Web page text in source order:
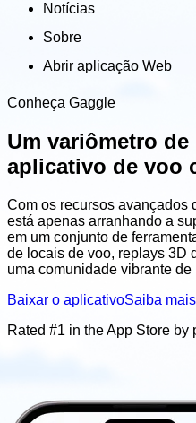
Notícias
Sobre
Abrir aplicação Web
Conheça Gaggle
Um variômetro de
aplicativo de voo
Com os recursos avançados
está apenas arranhando a
em um conjunto de
de locais de voo, replays 3D
uma comunidade vibrante de
Baixar o aplicativoSaiba
Rated #1 in the App Store by